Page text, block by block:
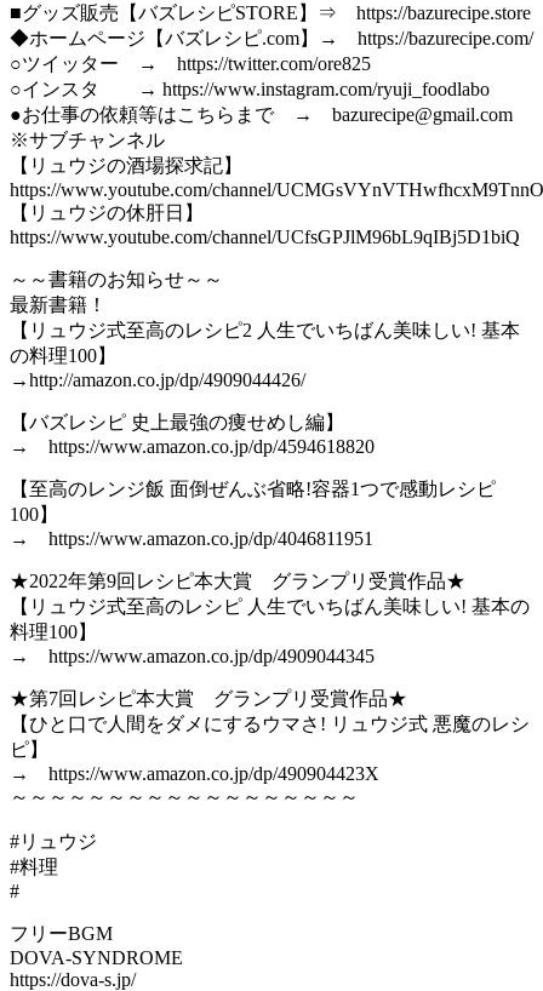
■グッズ販売【バズレシピSTORE】⇒ https://bazurecipe.store
◆ホームページ【バズレシピ.com】→ https://bazurecipe.com/
○ツイッター → https://twitter.com/ore825
○インスタ → https://www.instagram.com/ryuji_foodlabo
●お仕事の依頼等はこちらまで → bazurecipe@gmail.com
※サブチャンネル
【リュウジの酒場探求記】
https://www.youtube.com/channel/
【リュウジの休肝日】
https://www.youtube.com/channel/UCfsGPJlM96bL9qIBj5D1biQ
～～書籍のお知らせ～～
最新書籍！
【リュウジ式至高のレシピ2 人生でいちばん美味しい! 基本
の料理100】
→http://amazon.co.jp/dp/4909044426/
【バズレシピ 史上最強の痩せめし編】
→ https://www.amazon.co.jp/dp/4594618820
【至高のレンジ飯 面倒ぜんぶ省略!容器1つで感動レシピ
100】
→ https://www.amazon.co.jp/dp/4046811951
★2022年第9回レシピ本大賞 グランプリ受賞作品★
【リュウジ式至高のレシピ 人生でいちばん美味しい! 基本の
料理100】
→ https://www.amazon.co.jp/dp/4909044345
★第7回レシピ本大賞 グランプリ受賞作品★
【ひと口で人間をダメにするウマさ! リュウジ式 悪魔のレシ
ピ】
→ https://www.amazon.co.jp/dp/490904423X
～～～～～～～～～～～～～～～～～～
#リュウジ
#料理
#
フリーBGM
DOVA-SYNDROME
https://dova-s.jp/